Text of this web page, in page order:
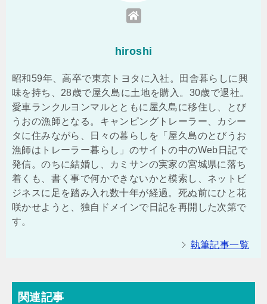
hiroshi
昭和59年、高卒で東京トヨタに入社。田舎暮らしに興
味を持ち、28歳で屋久島に土地を購入。30歳で退社。
愛車ランクルヨンマルとともに屋久島に移住し、とび
うおの漁師となる。キャンピングトレーラー、カシー
タに住みながら、日々の暮らしを「屋久島のとびうお
漁師はトレーラー暮らし」のサイトの中のWeb日記で
発信。のちに結婚し、カミサンの実家の宮城県に落ち
着くも、書く事で何かできないかと模索し、ネットビ
ジネスに足を踏み入れ数十年が経過。死ぬ前にひと花
咲かせようと、独自ドメインで日記を再開した次第で
す。
執筆記事一覧
関連記事